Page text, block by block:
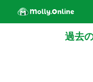
過去